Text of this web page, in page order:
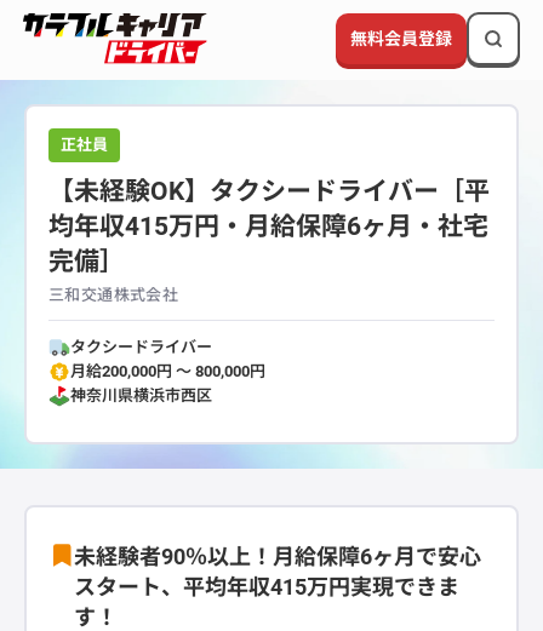
無料会員登録
正社員
【未経験OK】タクシードライバー［平
均年収415万円・月給保障6ヶ月・社宅
完備］
三和交通株式会社
タクシードライバー
月給200,000円 〜 800,000円
神奈川県横浜市西区
未経験者90％以上！月給保障6ヶ月で安心
スタート、平均年収415万円実現できま
す！